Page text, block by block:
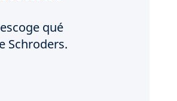
qué
Schroders.